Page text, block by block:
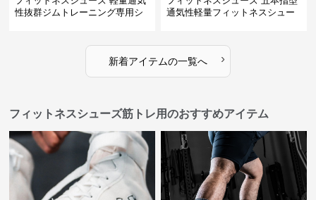
性抜群ジムトレーニング専用シ
通気性軽量フィットネスシュー
新着アイテムの一覧へ ›
フィットネスシューズ筋トレ用のおすすめアイテム